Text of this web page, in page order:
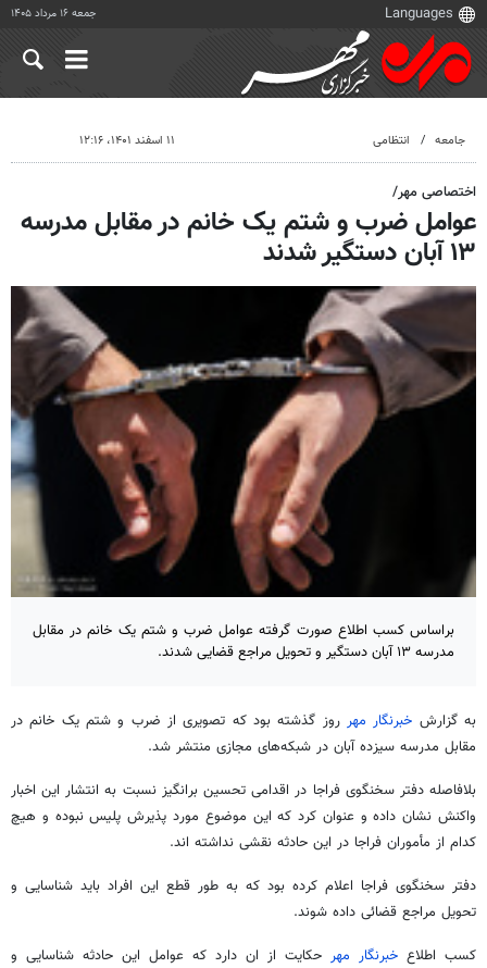
جمعه ۱۶ مرداد ۱۴۰۵
جامعه انتظامی ۱۱ اسفند ۱۴۰۱، ۱۲:۱۶
اختصاصی مهر/
عوامل ضرب و شتم یک خانم در مقابل مدرسه
۱۳ آبان دستگیر شدند
براساس کسب اطلاع صورت گرفته عوامل ضرب و شتم یک خانم در مقابل
مدرسه ۱۳ آبان دستگیر و تحویل مراجع قضایی شدند.
به گزارش خبرنگار مهر روز گذشته بود که تصویری از ضرب و شتم یک خانم در
مقابل مدرسه سیزده آبان در شبکه‌های مجازی منتشر شد.
بلافاصله دفتر سخنگوی فراجا در اقدامی تحسین برانگیز نسبت به انتشار این اخبار
واکنش نشان داده و عنوان کرد که این موضوع مورد پذیرش پلیس نبوده و هیچ
کدام از مأموران فراجا در این حادثه نقشی نداشته اند.
دفتر سخنگوی فراجا اعلام کرده بود که به طور قطع این افراد باید شناسایی و
تحویل مراجع قضائی داده شوند.
کسب اطلاع خبرنگار مهر حکایت از ان دارد که عوامل این حادثه شناسایی و